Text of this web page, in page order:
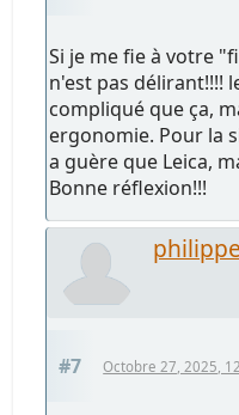
Si je me fie à votre
n'est pas délirant!!!!
compliqué que ça,
ergonomie. Pour la
a guère que Leica,
Bonne réflexion!!!
#7 Octobre 27, 2025,